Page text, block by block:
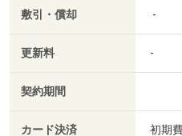
敷引・償却 -
更新料 -
契約期間
カード決済 初期